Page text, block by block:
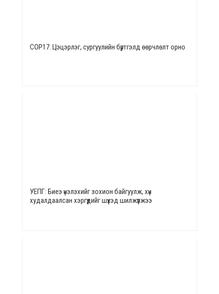
СОР17: Цэцэрлэг, сургуулийн бүртгэлд өөрчлөлт орно
УЕПГ: Биеэ үнэлэхийг зохион байгуулж, хүн
худалдаалсан хэргүүдийг шүүхэд шилжүүлжээ